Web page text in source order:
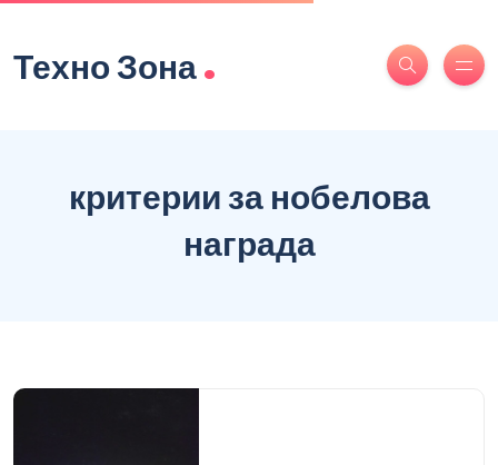
Техно Зона.
критерии за нобелова
награда